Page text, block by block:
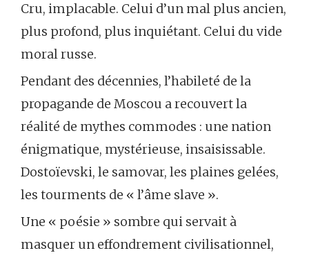
Cru, implacable. Celui d’un mal plus ancien,
plus profond, plus inquiétant. Celui du vide
moral russe.
Pendant des décennies, l’habileté de la
propagande de Moscou a recouvert la
réalité de mythes commodes : une nation
énigmatique, mystérieuse, insaisissable.
Dostoïevski, le samovar, les plaines gelées,
les tourments de « l’âme slave ».
Une « poésie » sombre qui servait à
masquer un effondrement civilisationnel,